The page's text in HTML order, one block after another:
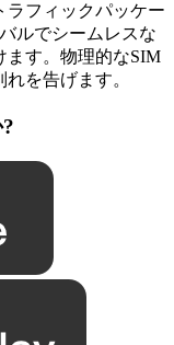
ラフィックパッケー
ルでシームレスな
ます。物理的なSIM
を告げます。